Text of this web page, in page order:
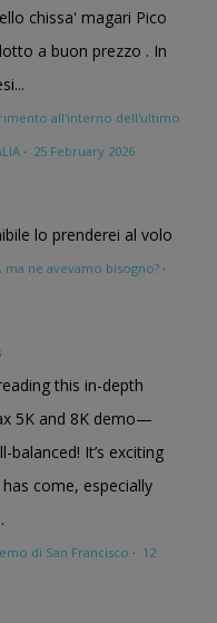
chissa' magari Pico
a buon prezzo . In
all'interno dell'ultimo
· 25 February 2026
lo prenderei al volo
ma ne avevamo bisogno? ·
this in-depth
5K and 8K demo—
balanced! It’s exciting
has come, especially
di San Francisco · 12